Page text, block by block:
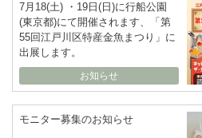
7月18(土) ・19日(日)に行船公園
(東京都)にて開催されます、「第
55回江戸川区特産金魚まつり」に
出展します。
お知らせ
モニター募集のお知らせ